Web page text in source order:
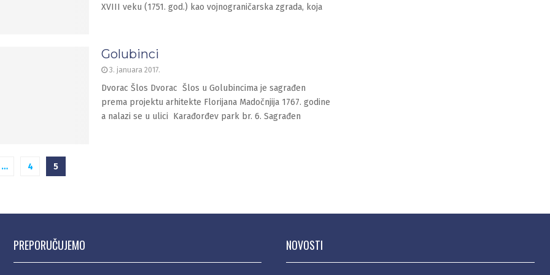
XVIII veku (1751. god.) kao vojnograničarska zgrada, koja
Golubinci
3. januara 2017.
Dvorac Šlos Dvorac Šlos u Golubincima je sagrađen
prema projektu arhitekte Florijana Madočnjija 1767. godine
a nalazi se u ulici Karađorđev park br. 6. Sagrađen
… 4 5
PREPORUČUJEMO NOVOSTI